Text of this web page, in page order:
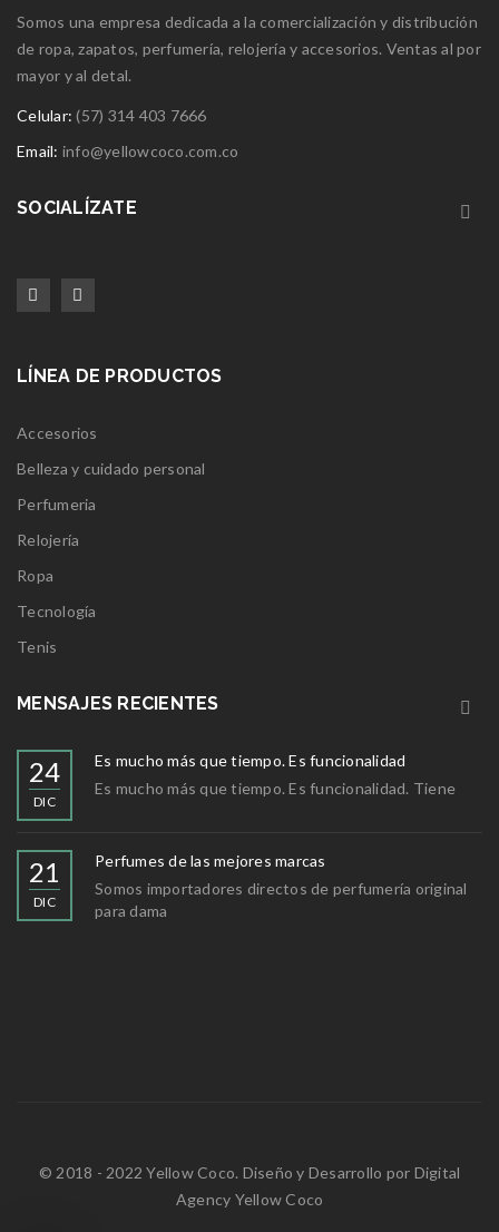
Somos una empresa dedicada a la comercialización y distribución
de ropa, zapatos, perfumería, relojería y accesorios. Ventas al por
mayor y al detal.
Celular:(57) 314 403 7666
Email: info@yellowcoco.com.co
SOCIALÍZATE
LÍNEA DE PRODUCTOS
Accesorios
Belleza y cuidado personal
Perfumeria
Relojería
Ropa
Tecnología
Tenis
MENSAJES RECIENTES
24
DIC
Es mucho más que tiempo. Es funcionalidad
Es mucho más que tiempo. Es funcionalidad. Tiene
21
DIC
Perfumes de las mejores marcas
Somos importadores directos de perfumería original
para dama
© 2018 - 2022 Yellow Coco. Diseño y Desarrollo por Digital
Agency Yellow Coco